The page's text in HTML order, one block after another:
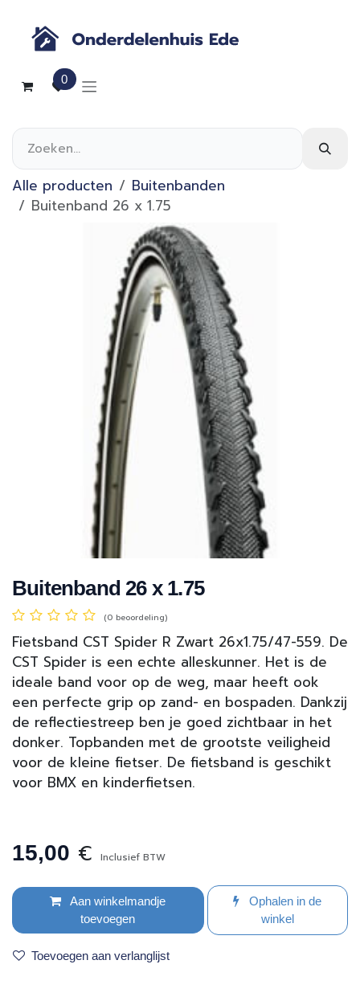
0
Alle producten
Buitenbanden
Buitenband 26 x 1.75
Buitenband 26 x 1.75
(0 beoordeling)
Fietsband CST Spider R Zwart 26x1.75/47-559. De
CST Spider is een echte alleskunner. Het is de
ideale band voor op de weg, maar heeft ook
een perfecte grip op zand- en bospaden. Dankzij
de reflectiestreep ben je goed zichtbaar in het
donker. Topbanden met de grootste veiligheid
voor de kleine fietser. De fietsband is geschikt
voor BMX en kinderfietsen.
15,00 € Inclusief BTW
Aan winkelmandje
toevoegen
Ophalen in de
winkel
Toevoegen aan verlanglijst